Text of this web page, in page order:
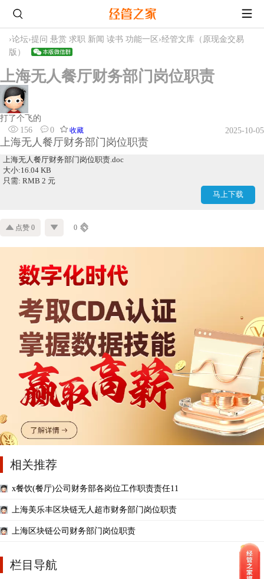
›论坛›提问 悬赏 求职 新闻 读书 功能一区 ›经管文库（原现金交易
版）
上海无人餐厅财务部门岗位职责
打了个飞的
156
0 收藏 2025-10-05
上海无人餐厅财务部门岗位职责
上海无人餐厅财务部门岗位职责.doc
大小:16.04 KB
只需: RMB 2 元
马上下载
点赞 0 0
相关推荐
x餐饮(餐厅)公司财务部各岗位工作职责责任11
上海美乐丰区块链无人超市财务部门岗位职责
上海区块链公司财务部门岗位职责
栏目导航